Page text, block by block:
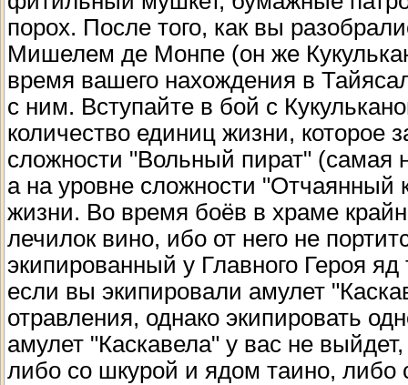
порох. После того, как вы
Мишелем де Монпе (он же
время вашего нахождения в
с ним. Вступайте в бой с
количество единиц жизни, которое
сложности "Вольный пират" (самая
а на уровне сложности "Отчаянный
жизни. Во время боёв в храме
лечилок вино, ибо от него не
экипированный у Главного Героя яд
если вы экипировали амулет
отравления, однако экипировать
амулет "Каскавела" у вас не
либо со шкурой и ядом таино, либо